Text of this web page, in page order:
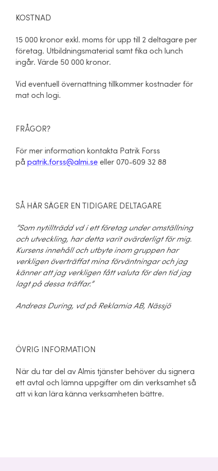
KOSTNAD
15 000 kronor exkl. moms för upp till 2 deltagare per
företag. Utbildningsmaterial samt fika och lunch
ingår. Värde 50 000 kronor.
Vid eventuell övernattning tillkommer kostnader för
mat och logi.
FRÅGOR?
För mer information kontakta Patrik Forss
på patrik.forss@almi.se eller 070-609 32 88
SÅ HÄR SÄGER EN TIDIGARE DELTAGARE
”Som nytillträdd vd i ett företag under omställning
och utveckling, har detta varit ovärderligt för mig.
Kursens innehåll och utbyte inom gruppen har
verkligen överträffat mina förväntningar och jag
känner att jag verkligen fått valuta för den tid jag
lagt på dessa träffar.”
Andreas During, vd på Reklamia AB, Nässjö
ÖVRIG INFORMATION
När du tar del av Almis tjänster behöver du signera
ett avtal och lämna uppgifter om din verksamhet så
att vi kan lära känna verksamheten bättre.